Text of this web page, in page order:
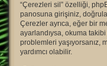
“Çerezleri sil” özelliği,
panosuna girişiniz,
Çerezler ayrıca, eğer bir
ayarlandıysa, okuma
problemleri yaşıyorsanız,
yardımcı olabilir.